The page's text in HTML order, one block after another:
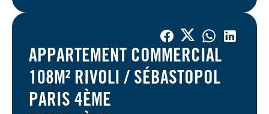
APPARTEMENT COMMERCIAL
108M² RIVOLI / SÉBASTOPOL
PARIS 4ÈME